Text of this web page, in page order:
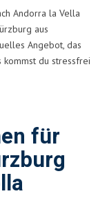
Andorra la Vella
aus
Angebot, das
kommst du stressfrei
für